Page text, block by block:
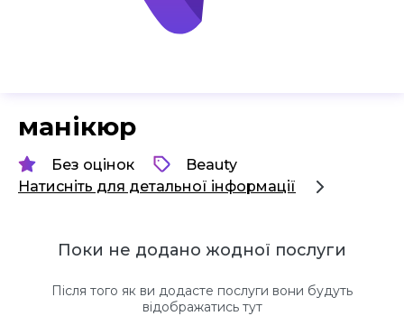
манікюр
Без оцінок
Beauty
Натисніть для детальної інформації
Поки не додано жодної послуги
Після того як ви додасте послуги вони будуть
відображатись тут